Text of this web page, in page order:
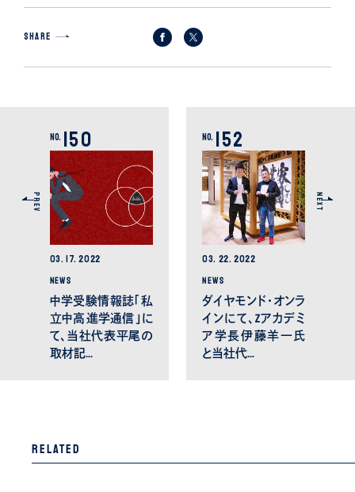
SHARE
No. 150
03. 17. 2022
PREV
NEWS
中学受験情報誌「私
立中高 進学通信 」に
て、当社代表平尾の
取材記…
No. 152
03. 22. 2022
NEXT
NEWS
ダイヤモンド・オンラ
インにて、Zアカデミ
ア学長伊藤羊一氏
と当社代…
Related